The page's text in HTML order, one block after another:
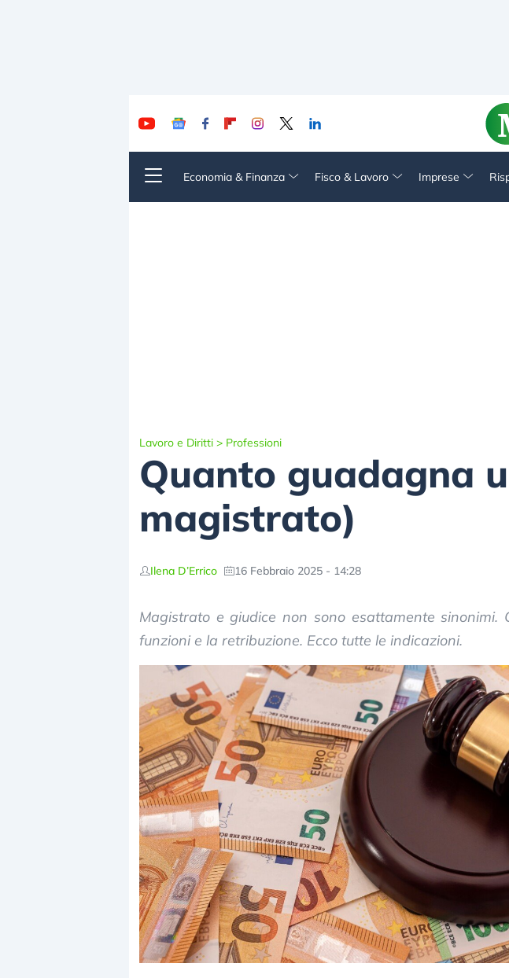
Economia & Finanza Fisco & Lavoro Imprese
Lavoro e Diritti > Professioni
Quanto guadagna
magistrato)
Ilena D’Errico 16 Febbraio 2025 - 14:28
Magistrato e giudice non sono esattamente sinonimi.
funzioni e la retribuzione. Ecco tutte le indicazioni.
Dalle valutazioni estreme alla
correzione. Cosa sta guidando il
repricing degli asset?
«La
in
della